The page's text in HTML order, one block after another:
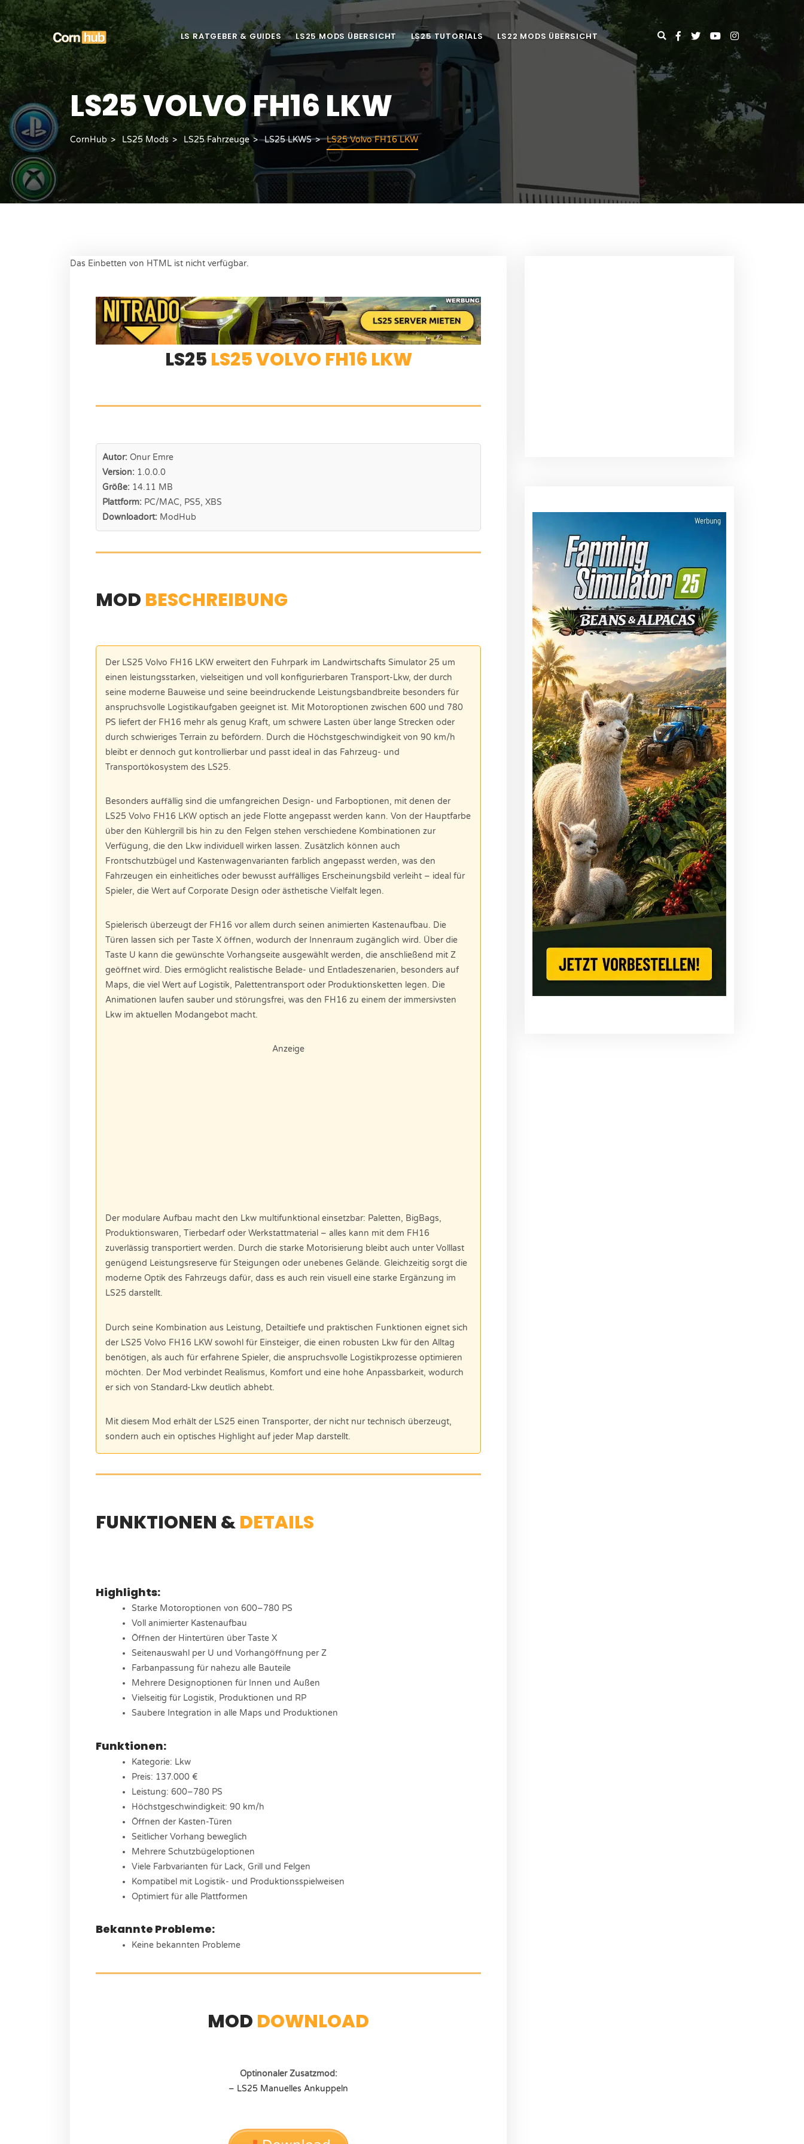
LS RATGEBER & GUIDES LS25 MODS ÜBERSICHT LS25 TUTORIALS LS22 MODS ÜBERSICHT
LS25 VOLVO FH16 LKW
CornHub LS25 Mods LS25 Fahrzeuge LS25 LKWS LS25 Volvo FH16 LKW
Das Einbetten von HTML ist nicht verfügbar.
LS25 LS25 VOLVO FH16 LKW
Autor: Onur Emre
Version: 1.0.0.0
Größe: 14.11 MB
Plattform: PC/MAC, PS5, XBS
Downloadort: ModHub
MOD BESCHREIBUNG
Der LS25 Volvo FH16 LKW erweitert den Fuhrpark im Landwirtschafts Simulator 25 um
einen leistungsstarken, vielseitigen und voll konfigurierbaren Transport-Lkw, der durch
seine moderne Bauweise und seine beeindruckende Leistungsbandbreite besonders für
anspruchsvolle Logistikaufgaben geeignet ist. Mit Motoroptionen zwischen 600 und 780
PS liefert der FH16 mehr als genug Kraft, um schwere Lasten über lange Strecken oder
durch schwieriges Terrain zu befördern. Durch die Höchstgeschwindigkeit von 90 km/h
bleibt er dennoch gut kontrollierbar und passt ideal in das Fahrzeug- und
Transportökosystem des LS25.
Besonders auffällig sind die umfangreichen Design- und Farboptionen, mit denen der
LS25 Volvo FH16 LKW optisch an jede Flotte angepasst werden kann. Von der Hauptfarbe
über den Kühlergrill bis hin zu den Felgen stehen verschiedene Kombinationen zur
Verfügung, die den Lkw individuell wirken lassen. Zusätzlich können auch
Frontschutzbügel und Kastenwagenvarianten farblich angepasst werden, was den
Fahrzeugen ein einheitliches oder bewusst auffälliges Erscheinungsbild verleiht – ideal für
Spieler, die Wert auf Corporate Design oder ästhetische Vielfalt legen.
Spielerisch überzeugt der FH16 vor allem durch seinen animierten Kastenaufbau. Die
Türen lassen sich per Taste X öffnen, wodurch der Innenraum zugänglich wird. Über die
Taste U kann die gewünschte Vorhangseite ausgewählt werden, die anschließend mit Z
geöffnet wird. Dies ermöglicht realistische Belade- und Entladeszenarien, besonders auf
Maps, die viel Wert auf Logistik, Palettentransport oder Produktionsketten legen. Die
Animationen laufen sauber und störungsfrei, was den FH16 zu einem der immersivsten
Lkw im aktuellen Modangebot macht.
Anzeige
Der modulare Aufbau macht den Lkw multifunktional einsetzbar: Paletten, BigBags,
Produktionswaren, Tierbedarf oder Werkstattmaterial – alles kann mit dem FH16
zuverlässig transportiert werden. Durch die starke Motorisierung bleibt auch unter Volllast
genügend Leistungsreserve für Steigungen oder unebenes Gelände. Gleichzeitig sorgt die
moderne Optik des Fahrzeugs dafür, dass es auch rein visuell eine starke Ergänzung im
LS25 darstellt.
Durch seine Kombination aus Leistung, Detailtiefe und praktischen Funktionen eignet sich
der LS25 Volvo FH16 LKW sowohl für Einsteiger, die einen robusten Lkw für den Alltag
benötigen, als auch für erfahrene Spieler, die anspruchsvolle Logistikprozesse optimieren
möchten. Der Mod verbindet Realismus, Komfort und eine hohe Anpassbarkeit, wodurch
er sich von Standard-Lkw deutlich abhebt.
Mit diesem Mod erhält der LS25 einen Transporter, der nicht nur technisch überzeugt,
sondern auch ein optisches Highlight auf jeder Map darstellt.
FUNKTIONEN &DETAILS
Highlights:
Starke Motoroptionen von 600–780 PS
Voll animierter Kastenaufbau
Öffnen der Hintertüren über Taste X
Seitenauswahl per U und Vorhangöffnung per Z
Farbanpassung für nahezu alle Bauteile
Mehrere Designoptionen für Innen und Außen
Vielseitig für Logistik, Produktionen und RP
Saubere Integration in alle Maps und Produktionen
Funktionen:
Kategorie: Lkw
Preis: 137.000 €
Leistung: 600–780 PS
Höchstgeschwindigkeit: 90 km/h
Öffnen der Kasten-Türen
Seitlicher Vorhang beweglich
Mehrere Schutzbügeloptionen
Viele Farbvarianten für Lack, Grill und Felgen
Kompatibel mit Logistik- und Produktionsspielweisen
Optimiert für alle Plattformen
Bekannte Probleme:
Keine bekannten Probleme
MOD DOWNLOAD
Optinonaler Zusatzmod:
– LS25 Manuelles Ankuppeln